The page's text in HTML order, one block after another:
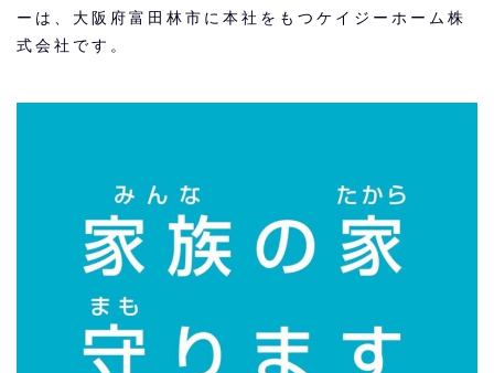
ーは、大阪府富田林市に本社をもつケイジーホーム株
式会社です。